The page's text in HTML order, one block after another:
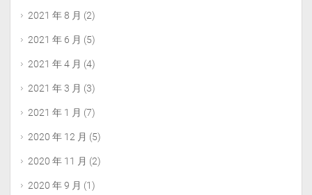
2021 年 8 月 (2)
2021 年 6 月 (5)
2021 年 4 月 (4)
2021 年 3 月 (3)
2021 年 1 月 (7)
2020 年 12 月 (5)
2020 年 11 月 (2)
2020 年 9 月 (1)